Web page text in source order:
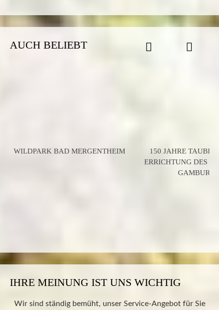
AUCH BELIEBT
WILDPARK BAD MERGENTHEIM
150 JAHRE
ERRICHTUNG DES
GAMBURG
IHRE MEINUNG IST UNS WICHTIG
Wir sind ständig bemüht, unser Service-Angebot für Sie